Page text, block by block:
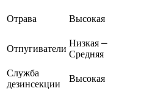
Отрава Высокая
Отпугиватели
Низкая ⎼
Средняя
Служба
дезинсекции
Высокая